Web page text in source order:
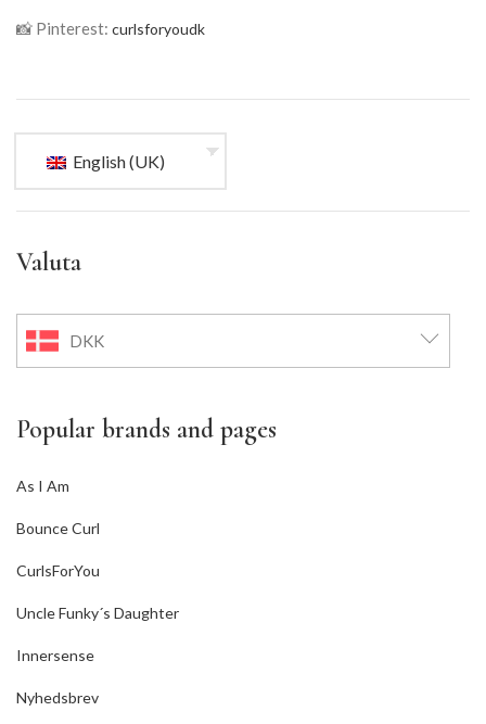
📸 Pinterest: curlsforyoudk
English (UK)
Valuta
DKK
Popular brands and pages
As I Am
Bounce Curl
CurlsForYou
Uncle Funky´s Daughter
Innersense
Nyhedsbrev